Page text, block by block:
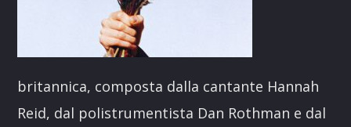
britannica, composta dalla cantante Hannah
Reid, dal polistrumentista Dan Rothman e dal